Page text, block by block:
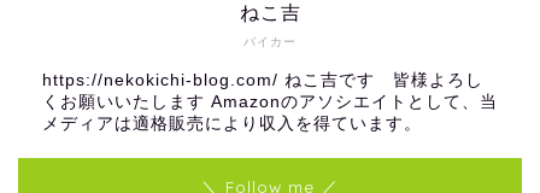
バイカー
ねこ吉
https://nekokichi-blog.com/ ねこ吉です 皆様よろし
くお願いいたします Amazonのアソシエイトとして、当
メディアは適格販売により収入を得ています。
＼ Follow me ／